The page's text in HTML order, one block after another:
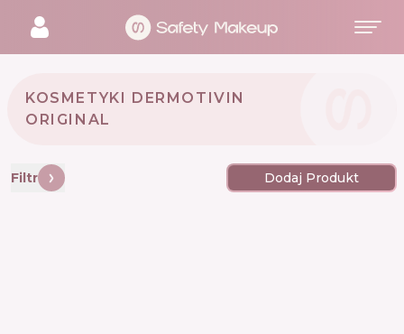
KOSMETYKI DERMOTIVIN
ORIGINAL 🇧🇷
Filtr Dodaj Produkt